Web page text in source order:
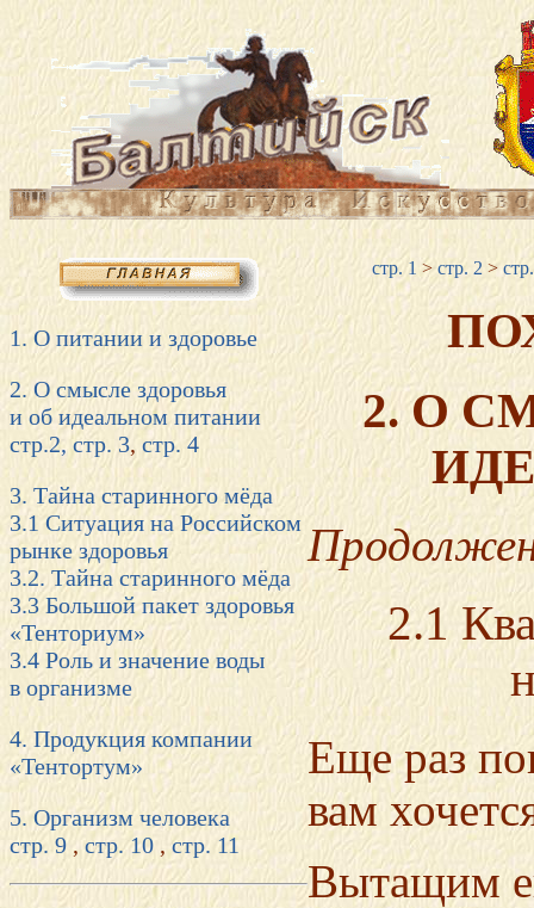
1. О питании и здоровье
2. О смысле здоровья
и об идеальном питании
стр.2, стр. 3, стр. 4
3. Тайна старинного мёда
3.1 Ситуация на Российском
рынке здоровья
3.2. Тайна старинного мёда
3.3 Большой пакет здоровья
«Тенториум»
3.4 Роль и значение воды
в организме
4. Продукция компании
«Тентортум»
5. Организм человека
стр. 9 , стр. 10 , стр. 11
стр. 1 > стр. 2 >
2. О
2.1
Еще раз
вам
Вытащим